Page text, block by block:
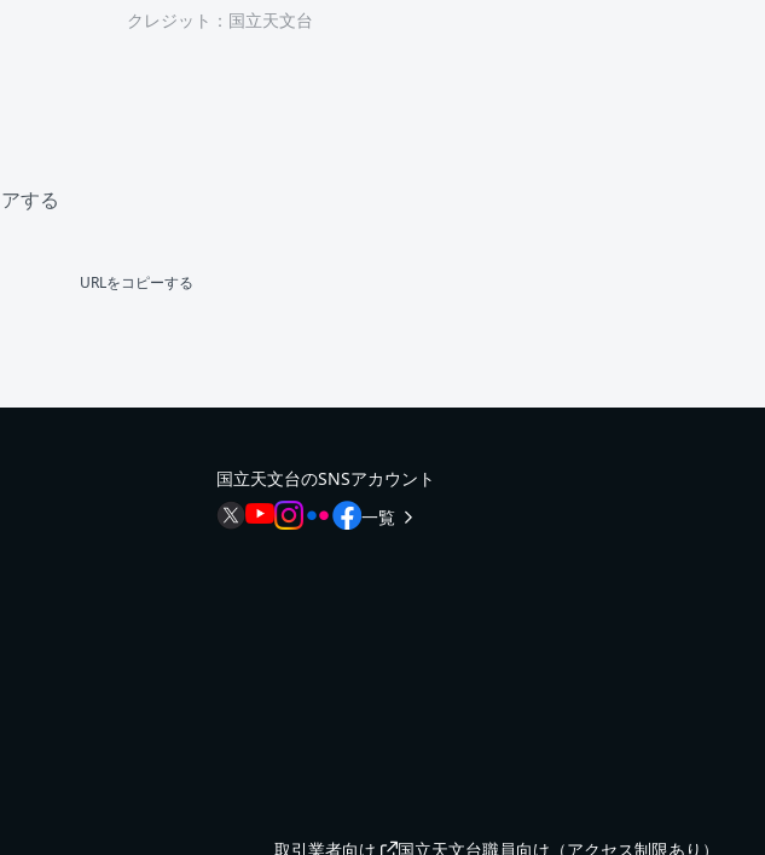
クレジット：国立天文台
する
URLをコピーする
国立天文台のSNSアカウント
一覧
取引業者向け 国立天文台職員向け（アクセス制限あり）